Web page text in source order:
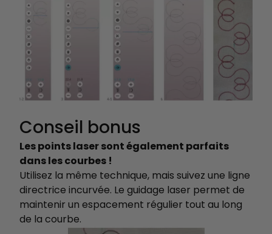
Conseil bonus
Les points laser sont également parfaits
dans les courbes !
Utilisez la même technique, mais suivez une ligne
directrice incurvée. Le guidage laser permet de
maintenir un espacement régulier tout au long
de la courbe.